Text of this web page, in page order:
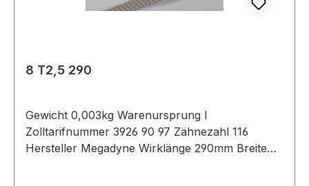
8 T2,5 290
Gewicht 0,003kg Warenursprung I
Zolltarifnummer 3926 90 97 Zähnezahl 116
Hersteller Megadyne Wirklänge 290mm Breite